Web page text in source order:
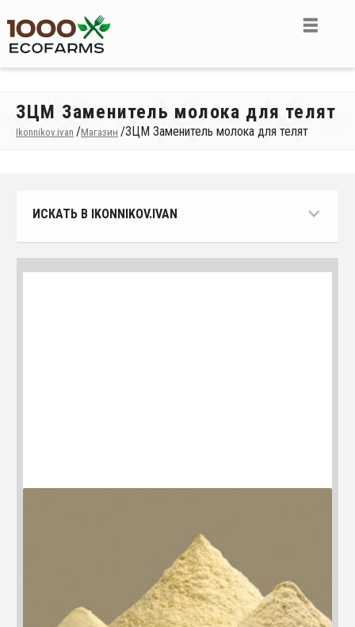
ЗЦМ Заменитель молока для телят
Ikonnikov.ivan /Магазин /ЗЦМ Заменитель молока для телят
ИСКАТЬ В IKONNIKOV.IVAN